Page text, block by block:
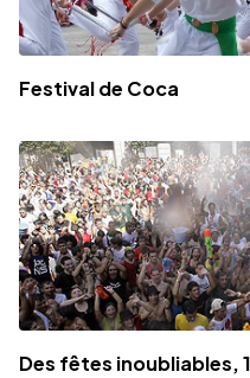
Festival de Coca
Des fêtes inoubliables,